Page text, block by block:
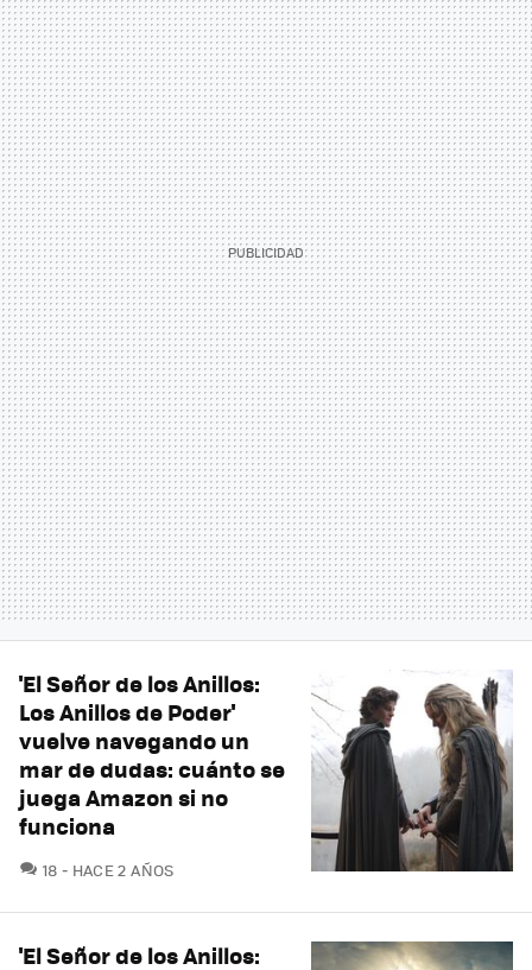
'El Señor de los Anillos:
Los Anillos de Poder'
vuelve navegando un
mar de dudas: cuánto se
juega Amazon si no
funciona
18 COMENTARIOS
HACE 2 AÑOS
'El Señor de los Anillos: